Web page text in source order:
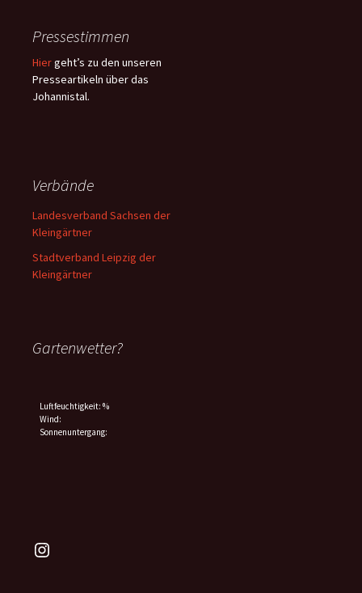
Pressestimmen
Hiergeht’s zu den unseren
Presseartikeln über das
Johannistal.
Verbände
Landesverband Sachsen der
Kleingärtner
Stadtverband Leipzig der
Kleingärtner
Gartenwetter?
Luftfeuchtigkeit: %
Wind:
Sonnenuntergang:
Instagram